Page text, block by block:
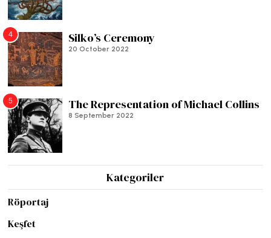
4 Silko’s Ceremony
20 October 2022
5 The Representation of Michael Collins
8 September 2022
Kategoriler
Röportaj
Keşfet